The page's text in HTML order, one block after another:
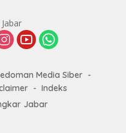
Media Siber
Indeks
Jabar